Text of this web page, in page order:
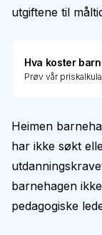
utgiftene til
Hva koster
Prøv vår
Heimen
har ikke søkt
barnehagen
pedagogiske